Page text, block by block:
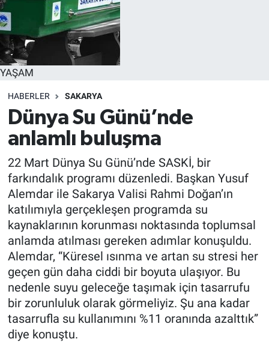
YAŞAM
HABERLER SAKARYA
Dünya Su Günü’nde
anlamlı buluşma
22 Mart Dünya Su Günü’nde SASKİ, bir
farkındalık programı düzenledi. Başkan Yusuf
Alemdar ile Sakarya Valisi Rahmi Doğan’ın
katılımıyla gerçekleşen programda su
kaynaklarının korunması noktasında toplumsal
anlamda atılması gereken adımlar konuşuldu.
Alemdar, “Küresel ısınma ve artan su stresi her
geçen gün daha ciddi bir boyuta ulaşıyor. Bu
nedenle suyu geleceğe taşımak için tasarrufu
bir zorunluluk olarak görmeliyiz. Şu ana kadar
tasarrufla su kullanımını %11 oranında azalttık”
diye konuştu.